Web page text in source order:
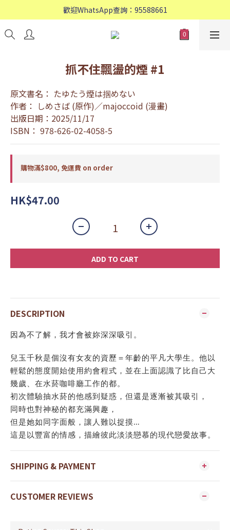
歡迎WhatsApp查詢：95588661
歡迎WhatsApp查詢：95588661
會員專享: 購物滿$800, 免運費
抓不住飄盪的煙 #1
原文書名： たゆたう煙は掴めない
作者： しめさば (原作)／majoccoid (漫畫)
出版日期：2025/11/17
ISBN： 978-626-02-4058-5
購物滿$800, 免運費 on order
HK$47.00
ADD TO CART
DESCRIPTION
因為不了解，我才會被妳深深吸引。
兒玉千秋是個沒有女友的資歷＝年齡的平凡大學生。他以
輕鬆的態度開始使用約會程式，並在上面認識了比自己大
幾歲、在水菸咖啡廳工作的都。
初次體驗抽水菸的他感到疑惑，但還是逐漸被其吸引，
同時也對神秘的都充滿興趣，
但是她如同字面般，讓人難以捉摸…
這是以豐富的情感，描繪彼此淡淡戀慕的現代戀愛故事。
SHIPPING & PAYMENT
CUSTOMER REVIEWS